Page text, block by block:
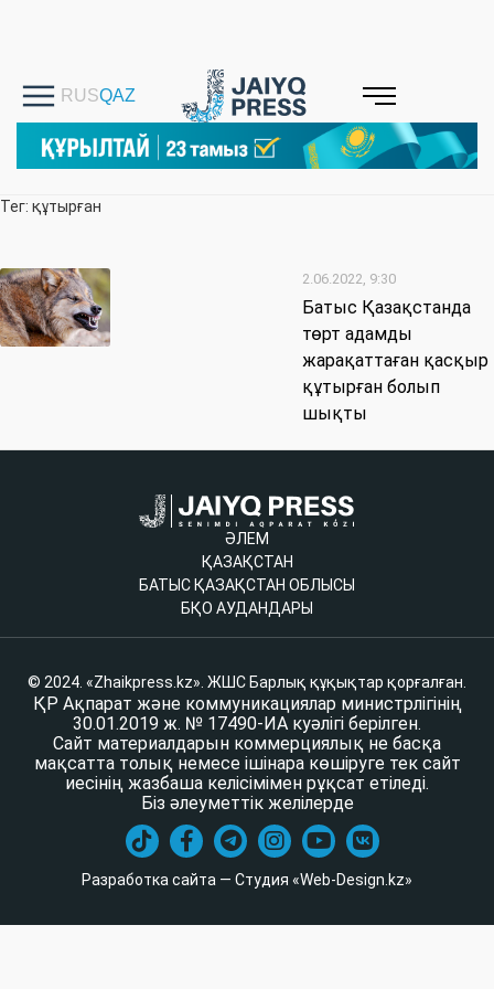
Тег: құтырған
2.06.2022, 9:30
Батыс Қазақстанда
төрт адамды
жарақаттаған қасқыр
құтырған болып
шықты
ӘЛЕМ
ҚАЗАҚСТАН
БАТЫС ҚАЗАҚСТАН ОБЛЫСЫ
БҚО АУДАНДАРЫ
© 2024. «Zhaikpress.kz». ЖШС Барлық құқықтар қорғалған.
ҚР Ақпарат және коммуникациялар министрлігінің
30.01.2019 ж. № 17490-ИА куәлігі берілген.
Сайт материалдарын коммерциялық не басқа
мақсатта толық немесе ішінара көшіруге тек сайт
иесінің жазбаша келісімімен рұқсат етіледі.
Біз әлеуметтік желілерде
Разработка сайта — Студия «Web-Design.kz»